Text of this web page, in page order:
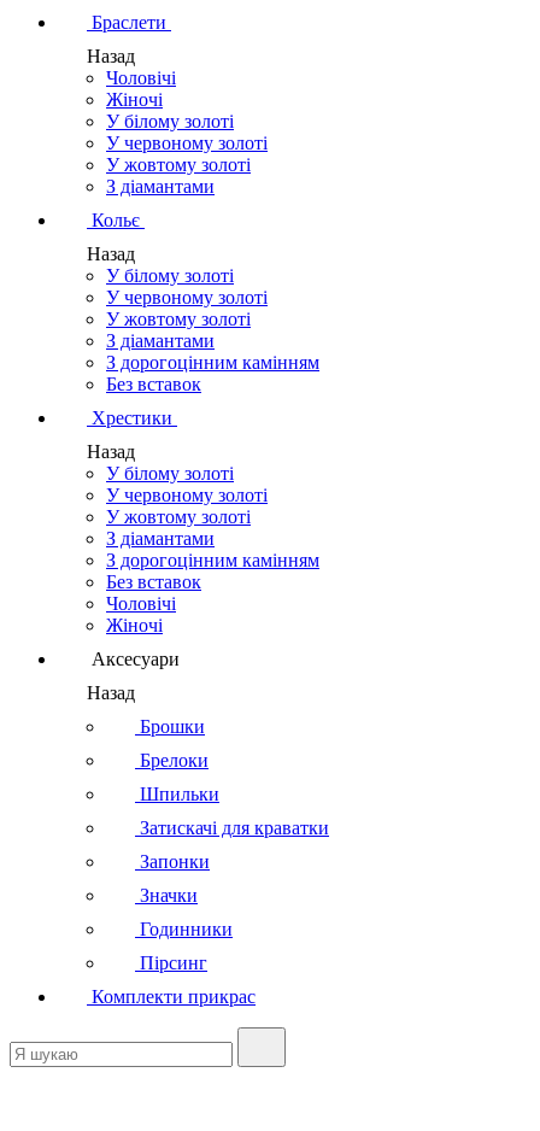
Браслети
Назад
Чоловічі
Жіночі
У білому золоті
У червоному золоті
У жовтому золоті
З діамантами
Кольє
Назад
У білому золоті
У червоному золоті
У жовтому золоті
З діамантами
З дорогоцінним камінням
Без вставок
Хрестики
Назад
У білому золоті
У червоному золоті
У жовтому золоті
З діамантами
З дорогоцінним камінням
Без вставок
Чоловічі
Жіночі
Аксесуари
Назад
Брошки
Брелоки
Шпильки
Затискачі для краватки
Запонки
Значки
Годинники
Пірсинг
Комплекти прикрас